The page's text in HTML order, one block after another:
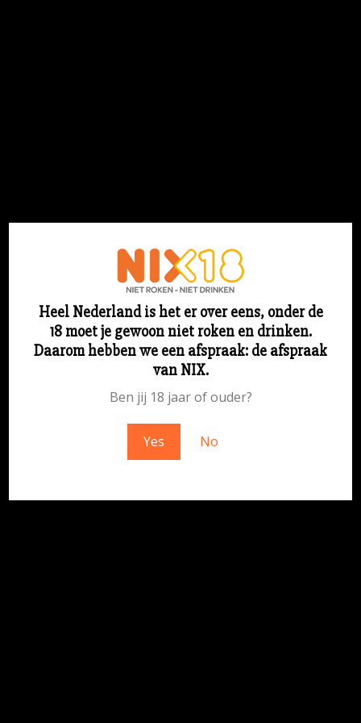
Heel Nederland is het er over eens, onder de
18 moet je gewoon niet roken en drinken.
Daarom hebben we een afspraak: de afspraak
van NIX.
Ben jij 18 jaar of ouder?
Yes No
Login
Sorry voor ons stof! We werken aan iets
geweldigs – kom snel terug!